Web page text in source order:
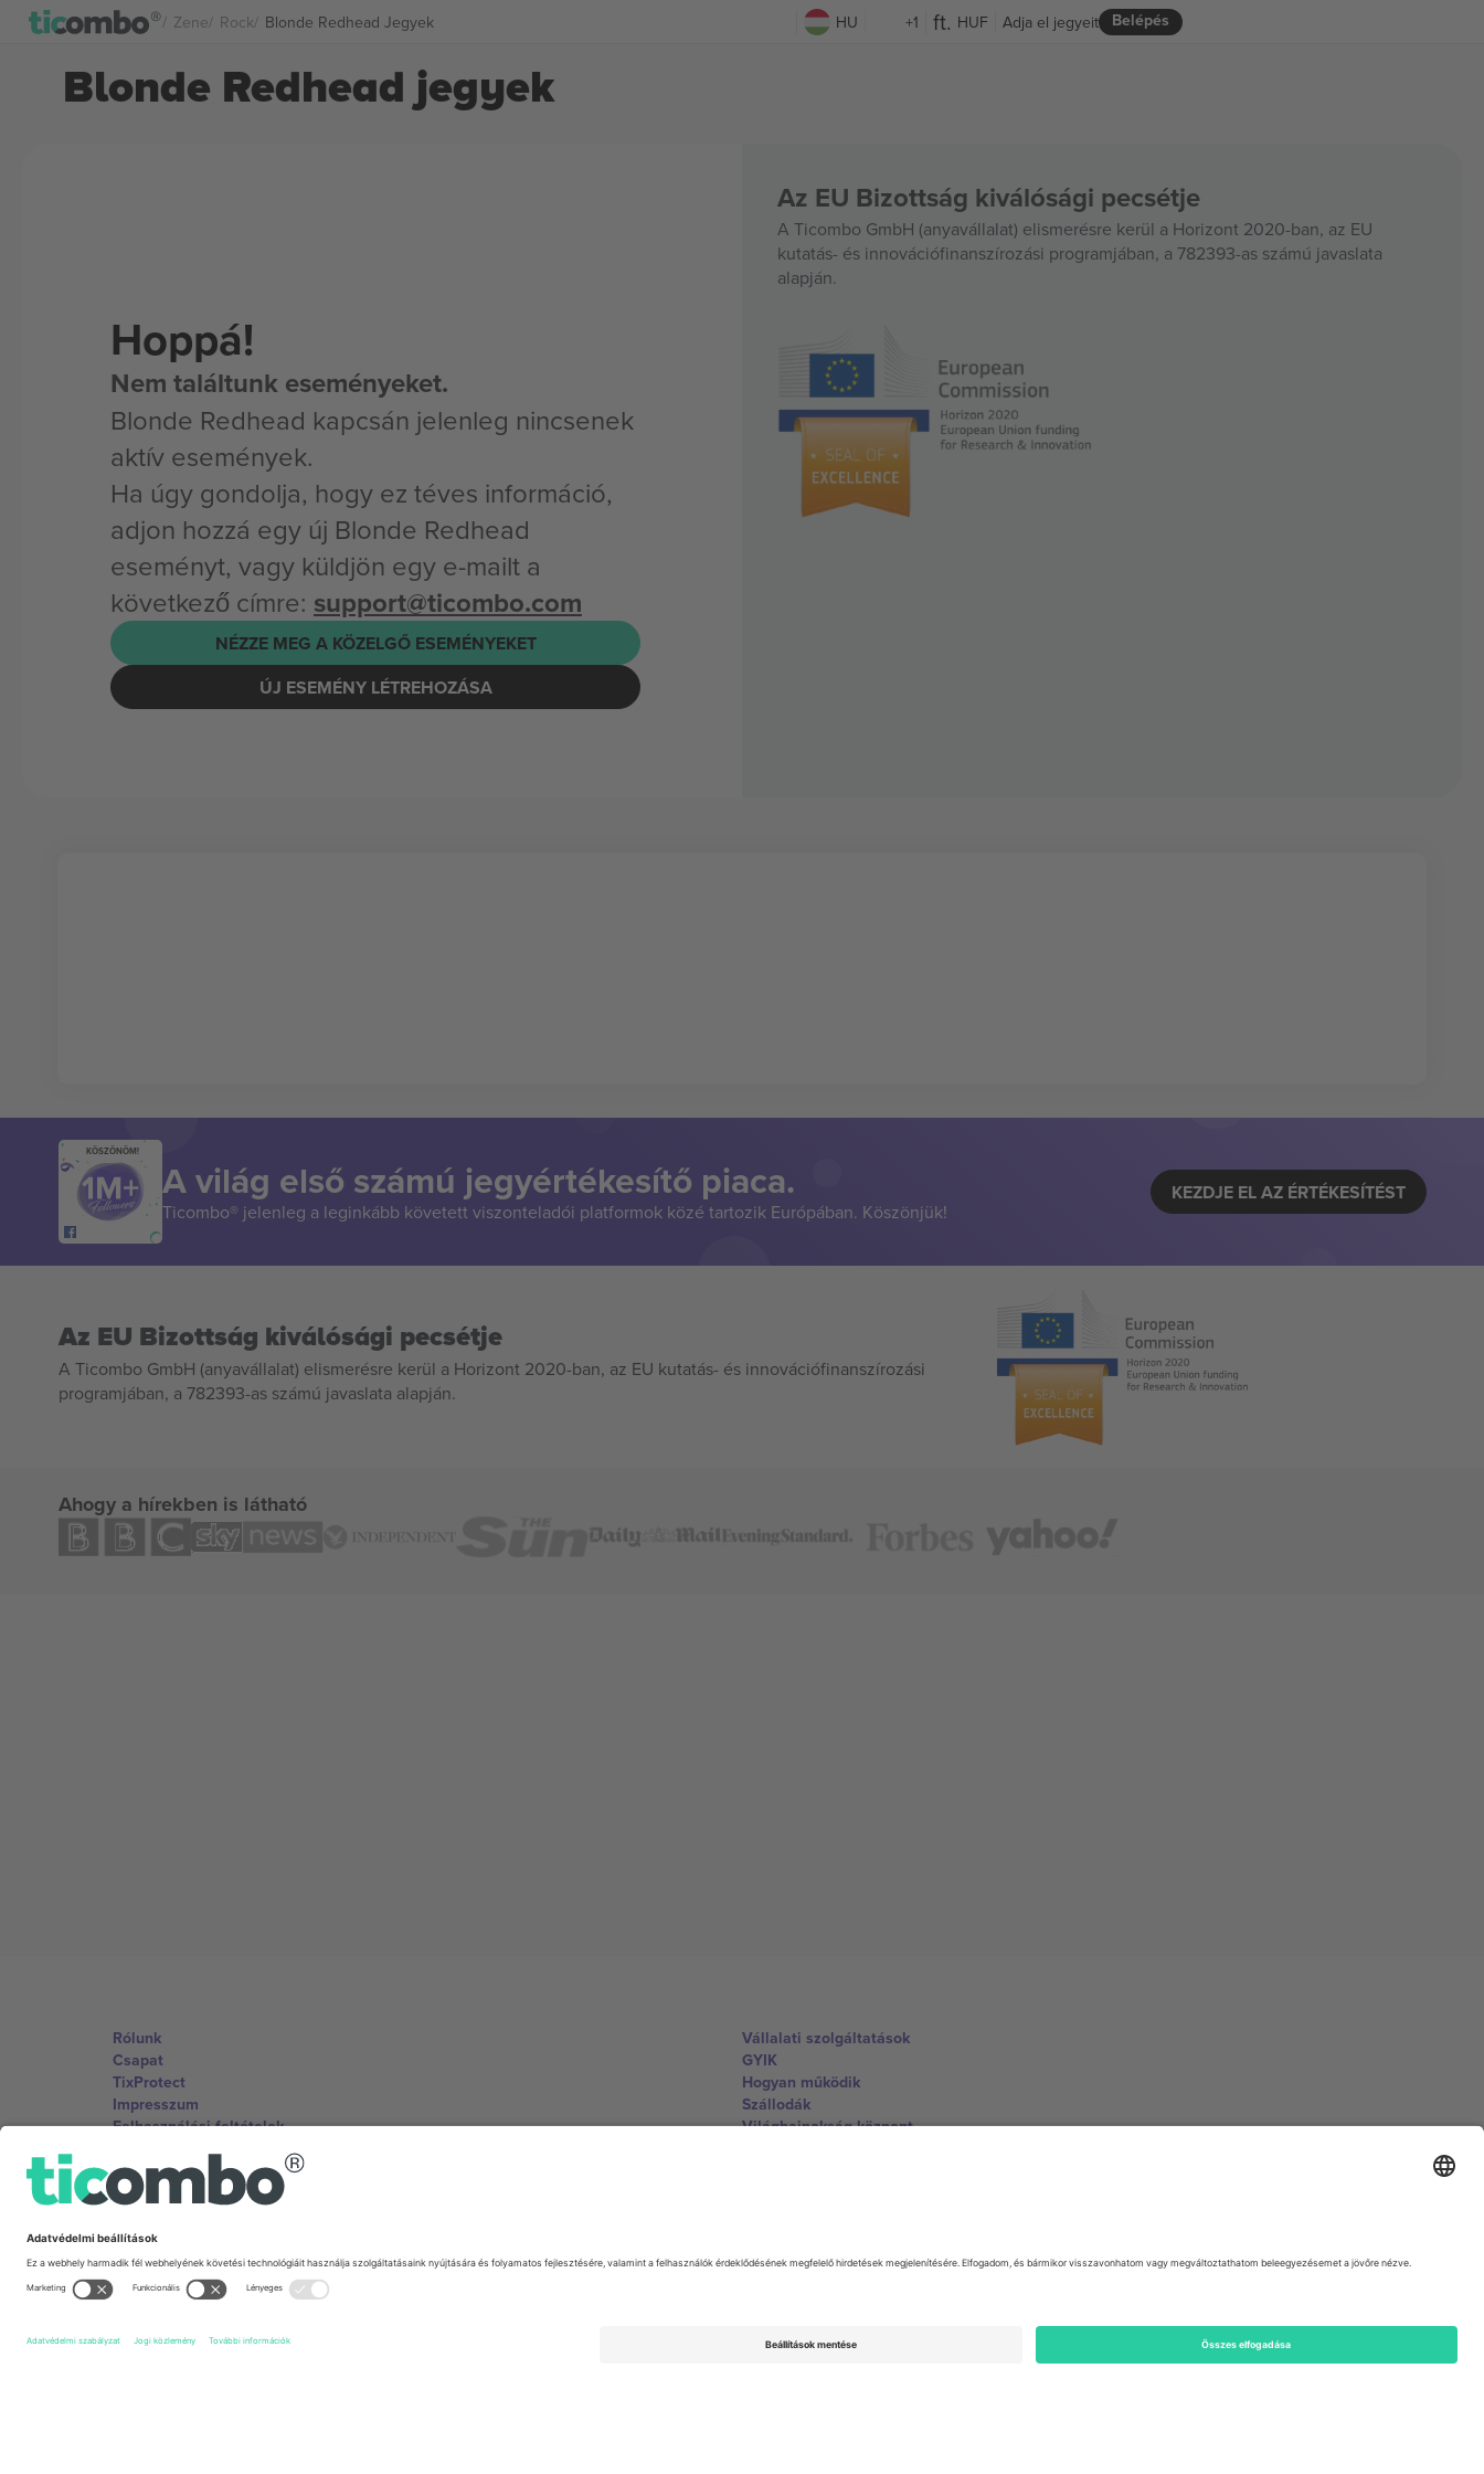
Zene Rock Blonde Redhead Jegyek HU +1 HUF Belépés
Adja el jegyeit
Blonde Redhead jegyek
Hoppá!
Nem találtunk eseményeket.
Blonde Redhead kapcsán jelenleg nincsenek
aktív események.
Ha úgy gondolja, hogy ez téves információ,
adjon hozzá egy új Blonde Redhead
eseményt, vagy küldjön egy e-mailt a
következő címre: support@ticombo.com
NÉZZE MEG A KÖZELGŐ ESEMÉNYEKET
ÚJ ESEMÉNY LÉTREHOZÁSA
Az EU Bizottság kiválósági pecsétje
A Ticombo GmbH (anyavállalat) elismerésre kerül a Horizont 2020-ban, az EU
kutatás- és innovációfinanszírozási programjában, a 782393-as számú javaslata
alapján.
KÖSZÖNÖM!
A világ első számú jegyértékesítő piaca.
Ticombo® jelenleg a leginkább követett viszonteladói platformok közé tartozik Európában. Köszönjük!
KEZDJE EL AZ ÉRTÉKESÍTÉST
Az EU Bizottság kiválósági pecsétje
A Ticombo GmbH (anyavállalat) elismerésre kerül a Horizont 2020-ban, az EU kutatás- és innovációfinanszírozási
programjában, a 782393-as számú javaslata alapján.
Ahogy a hírekben is látható
Rólunk
Csapat
TixProtect
Impresszum
Felhasználási feltételek
Partnerprogram
Vállalati szolgáltatások
GYIK
Hogyan működik
Szállodák
Világbajnokság központ